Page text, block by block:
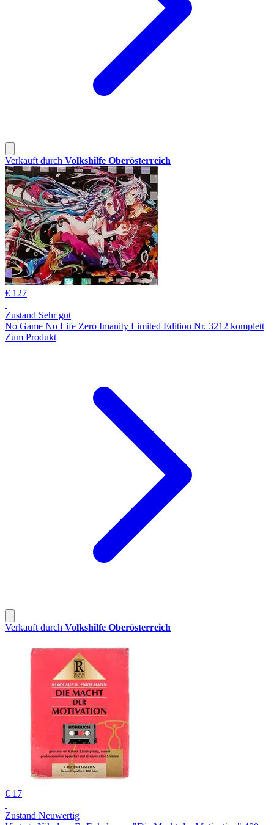
Verkauft durch Volkshilfe Oberösterreich
€ 127
Zustand Sehr gut
No Game No Life Zero Imanity Limited Edition Nr. 3212 komplett
Zum Produkt
Verkauft durch Volkshilfe Oberösterreich
€ 17
Zustand Neuwertig